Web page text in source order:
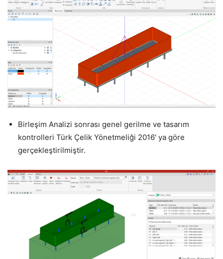
Birleşim Analizi sonrası genel gerilme ve tasarım
kontrolleri Türk Çelik Yönetmeliği 2016′ ya göre
gerçekleştirilmiştir.